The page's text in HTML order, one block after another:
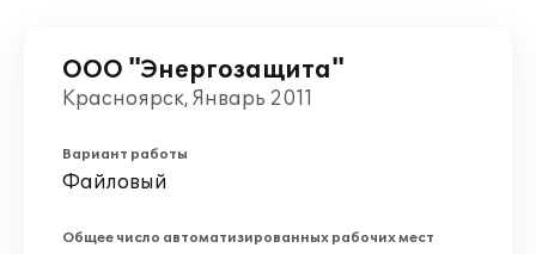
ООО "Энергозащита"
Красноярск, Январь 2011
Вариант работы
Файловый
Общее число автоматизированных рабочих мест